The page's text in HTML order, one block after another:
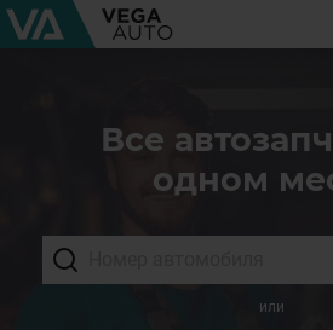
Все
одном
или